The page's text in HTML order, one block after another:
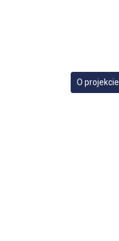
O projekcie